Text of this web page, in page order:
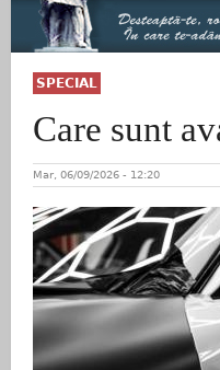
SPECIAL
Care sunt
Mar, 06/09/2026 - 12:20